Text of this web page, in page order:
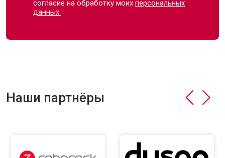
согласие на обработку моихперсональных
данных.
Наши партнёры